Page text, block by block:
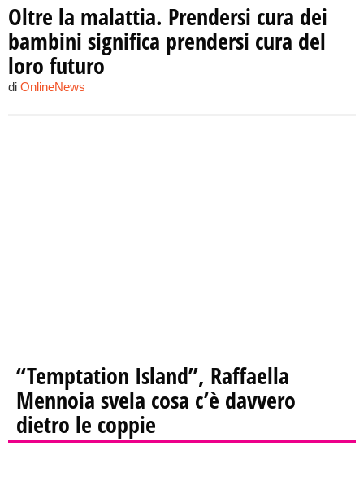
Oltre la malattia. Prendersi cura dei
bambini significa prendersi cura del
loro futuro
di OnlineNews
“Temptation Island”, Raffaella
Mennoia svela cosa c’è davvero
dietro le coppie